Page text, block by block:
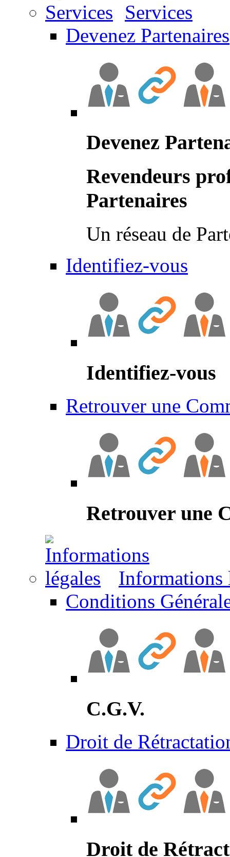
Services
Devenez Partenaires
Devenez
Revendeurs
Partenaires
Un réseau de
Identifiez-vous
Identifiez-vous
Retrouver une
Retrouver une
Informations
Conditions
C.G.V.
Droit de
Droit de